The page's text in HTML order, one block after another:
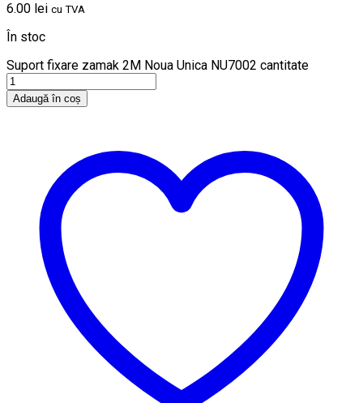
6.00 lei cu TVA
În stoc
Suport fixare zamak 2M Noua Unica NU7002 cantitate
Adaugă în coș